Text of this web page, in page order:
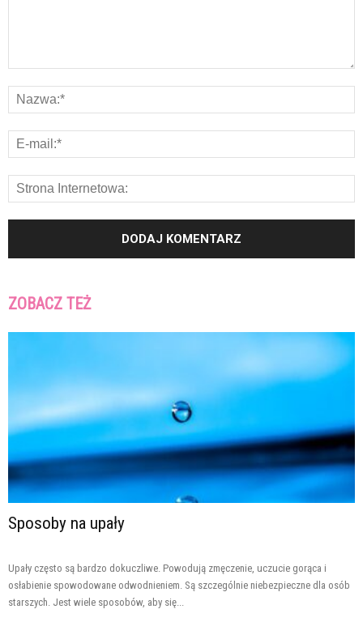
ZOBACZ TEŻ
Sposoby na upały
Upały często są bardzo dokuczliwe. Powodują zmęczenie, uczucie gorąca i
osłabienie spowodowane odwodnieniem. Są szczególnie niebezpieczne dla osób
starszych. Jest wiele sposobów, aby się...